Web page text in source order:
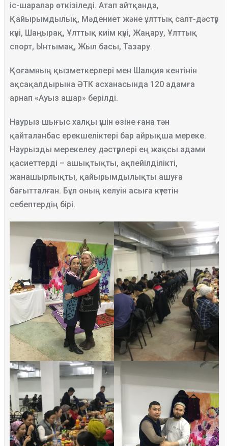
іс-шаралар өткізіледі. Атап айтқанда,
Қайырымдылық, Мәдениет және ұлттық салт-дәстүр
күні, Шаңырақ, Ұлттық киім күні, Жаңару, Ұлттық
спорт, Ынтымақ, Жыл басы, Тазару.
Қоғамның қызметкерлері мен Шалқия кентінін
ақсақалдырына ӘТК асханасында 120 адамға
арнап «Ауыз ашар» берілді.
Наурыз шығыс халқы үшін өзіне ғана тән
қайталанбас ерекшеліктері бар айрықша мереке.
Наурызды мерекелеу дәстүрлері ең жақсы адами
қасиеттерді – ашықтықты, ақпейілділікті,
жанашырлықты, қайырымдылықты ашуға
бағытталған. Бұл оның келуін асыға күтетін
себептердің бірі.